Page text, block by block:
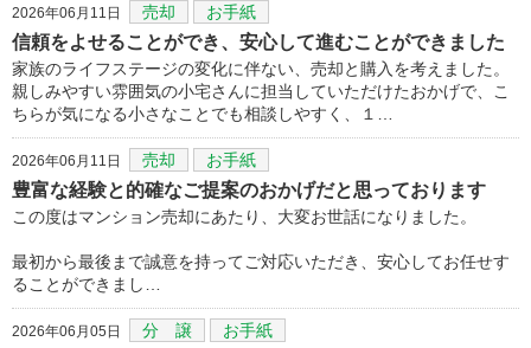
2026年06月11日 売却 お手紙
信頼をよせることができ、安心して進むことができました
家族のライフステージの変化に伴ない、売却と購入を考えました。
親しみやすい雰囲気の小宅さんに担当していただけたおかげで、こ
ちらが気になる小さなことでも相談しやすく、１…
2026年06月11日 売却 お手紙
豊富な経験と的確なご提案のおかげだと思っております
この度はマンション売却にあたり、大変お世話になりました。
最初から最後まで誠意を持ってご対応いただき、安心してお任せす
ることができまし…
2026年06月05日 分 譲 お手紙